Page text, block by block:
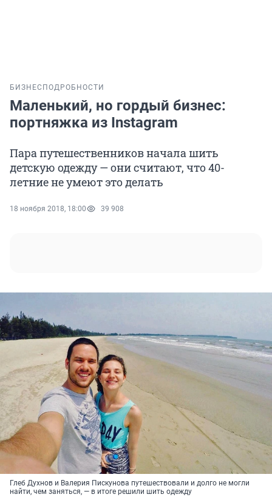
БИЗНЕС ПОДРОБНОСТИ
Маленький, но гордый бизнес:
портняжка из Instagram
Пара путешественников начала шить
детскую одежду — они считают, что 40-
летние не умеют это делать
18 ноября 2018, 18:00 39 908
Глеб Духнов и Валерия Пискунова путешествовали и долго не могли
найти, чем заняться, — в итоге решили шить одежду